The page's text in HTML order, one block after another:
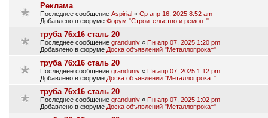
Реклама
Последнее сообщение Aspirial « Ср апр 16, 2025 8:52 am
Добавлено в форуме Форум "Строительство и ремонт"
труба 76х16 сталь 20
Последнее сообщение granduniv « Пн апр 07, 2025 1:20 pm
Добавлено в форуме Доска объявлений "Металлопрокат"
труба 76х16 сталь 20
Последнее сообщение granduniv « Пн апр 07, 2025 1:12 pm
Добавлено в форуме Доска объявлений "Металлопрокат"
труба 76х16 сталь 20
Последнее сообщение granduniv « Пн апр 07, 2025 1:02 pm
Добавлено в форуме Доска объявлений "Металлопрокат"